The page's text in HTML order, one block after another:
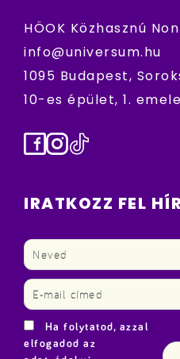
HÖOK Közhasznú
info@universum.hu
1095 Budapest,
10-es épület, 1.
Facebook
Instagram
TikTok
IRATKOZZ FEL
Ha folytatod, azzal
elfogadod az